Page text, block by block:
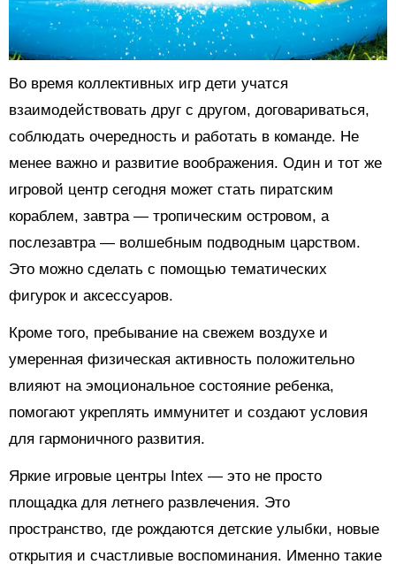
Во время коллективных игр дети учатся
взаимодействовать друг с другом, договариваться,
соблюдать очередность и работать в команде. Не
менее важно и развитие воображения. Один и тот же
игровой центр сегодня может стать пиратским
кораблем, завтра — тропическим островом, а
послезавтра — волшебным подводным царством.
Это можно сделать с помощью тематических
фигурок и аксессуаров.
Кроме того, пребывание на свежем воздухе и
умеренная физическая активность положительно
влияют на эмоциональное состояние ребенка,
помогают укреплять иммунитет и создают условия
для гармоничного развития.
Яркие игровые центры Intex — это не просто
площадка для летнего развлечения. Это
пространство, где рождаются детские улыбки, новые
открытия и счастливые воспоминания. Именно такие